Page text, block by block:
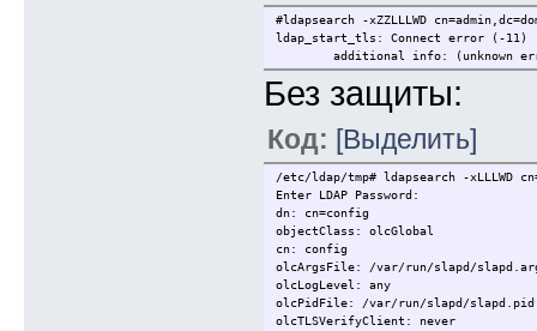
#ldapsearch -xZZLLLWD
ldap_start_tls: Connect error (-11)
additional info: (unknown
Без защиты:
Код: [Выделить]
/etc/ldap/tmp# ldapsearch -xLLLWD
Enter LDAP Password:
dn: cn=config
objectClass: olcGlobal
cn: config
olcArgsFile: /var/run/slapd/
olcLogLevel: any
olcPidFile: /var/run/slapd/slapd.pid
olcTLSVerifyClient: never